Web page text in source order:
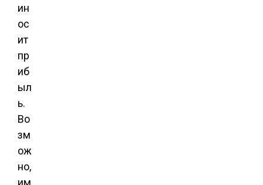
ин
ос
ит
пр
иб
ыл
ь.
Во
зм
ож
но,
им